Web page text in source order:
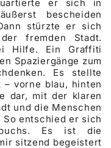
er sich in
bescheiden
stürzte er sich
fremden Stadt.
Hilfe. Ein Graffiti
Spaziergänge zum
Es stellte
vorne blau, hinten
dar, mit der klaren
und die Menschen
entschied er sich
Es ist die
sitzend begeistert